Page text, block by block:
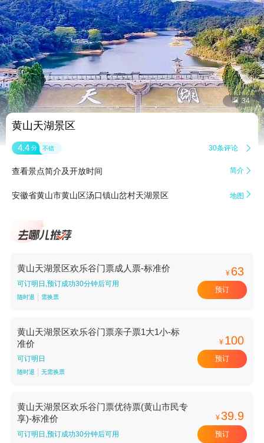
 34
黄山天湖景区
4.4 分 不错 30条评论 
查看景点简介及开放时间 简介 
安徽省黄山市黄山区汤口镇山岔村天湖景区 地图 
黄山天湖景区欢乐谷门票成人票-标准价
可订明日,预订成功30分钟后可用
随时退 需换票
¥ 63
预订
黄山天湖景区欢乐谷门票亲子票1大1小-标
准价
可订明日
随时退 无需换票
¥ 100
预订
黄山天湖景区欢乐谷门票优待票(黄山市民专
享)-标准价
可订明日,预订成功30分钟后可用
¥39.9
预订
